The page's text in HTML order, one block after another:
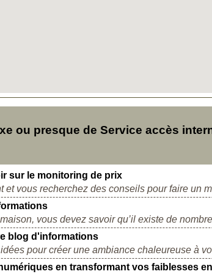
ou presque de Service accès
sur le monitoring de prix
et vous recherchez des conseils pour faire un
vous devez savoir qu’il existe de
blog d'informations
pour créer une ambiance chaleureuse à
en transformant vos faiblesses